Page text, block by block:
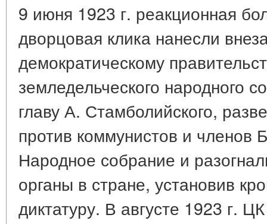
9 июня 1923 г. реакционная
дворцовая клика нанесли
демократическому
земледельческого народного
главу А. Стамболийского,
против коммунистов и членов
Народное собрание и
органы в стране, установив
диктатуру. В августе 1923 г.